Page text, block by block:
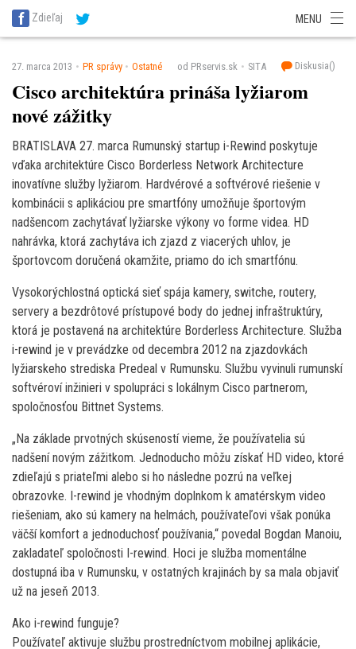
SITA Energetika
SITA Potravinárstvo
Zdieľaj MENU
27. marca 2013 PR správy Ostatné od PRservis.sk SITA Diskusia()
Cisco architektúra prináša lyžiarom
nové zážitky
BRATISLAVA 27. marca Rumunský startup i-Rewind poskytuje
vďaka architektúre Cisco Borderless Network Architecture
inovatívne služby lyžiarom. Hardvérové a softvérové riešenie v
kombinácii s aplikáciou pre smartfóny umožňuje športovým
nadšencom zachytávať lyžiarske výkony vo forme videa. HD
nahrávka, ktorá zachytáva ich zjazd z viacerých uhlov, je
športovcom doručená okamžite, priamo do ich smartfónu.
Vysokorýchlostná optická sieť spája kamery, switche, routery,
servery a bezdrôtové prístupové body do jednej infraštruktúry,
ktorá je postavená na architektúre Borderless Architecture. Služba
i-rewind je v prevádzke od decembra 2012 na zjazdovkách
lyžiarskeho strediska Predeal v Rumunsku. Službu vyvinuli rumunskí
softvéroví inžinieri v spolupráci s lokálnym Cisco partnerom,
spoločnosťou Bittnet Systems.
„Na základe prvotných skúseností vieme, že používatelia sú
nadšení novým zážitkom. Jednoducho môžu získať HD video, ktoré
zdieľajú s priateľmi alebo si ho následne pozrú na veľkej
obrazovke. I-rewind je vhodným doplnkom k amatérskym video
riešeniam, ako sú kamery na helmách, používateľovi však ponúka
väčší komfort a jednoduchosť používania,“ povedal Bogdan Manoiu,
zakladateľ spoločnosti I-rewind. Hoci je služba momentálne
dostupná iba v Rumunsku, v ostatných krajinách by sa mala objaviť
už na jeseň 2013.
Ako i-rewind funguje?
Používateľ aktivuje službu prostredníctvom mobilnej aplikácie,